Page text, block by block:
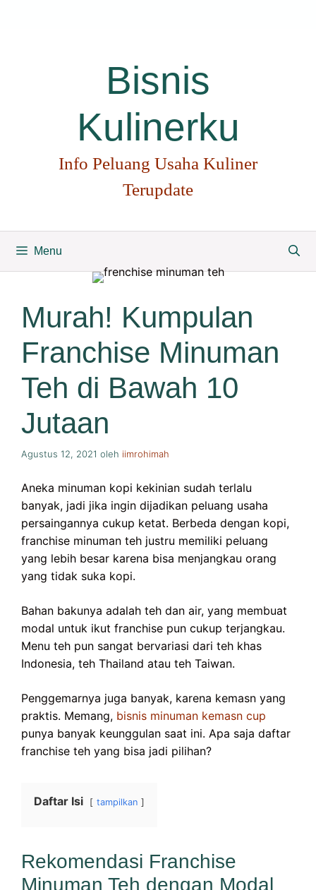
Bisnis
Kulinerku
Info Peluang Usaha Kuliner
Terupdate
Menu
Murah! Kumpulan
Franchise Minuman
Teh di Bawah 10
Jutaan
Agustus 12, 2021 oleh iimrohimah
Aneka minuman kopi kekinian sudah terlalu
banyak, jadi jika ingin dijadikan peluang usaha
persaingannya cukup ketat. Berbeda dengan kopi,
franchise minuman teh justru memiliki peluang
yang lebih besar karena bisa menjangkau orang
yang tidak suka kopi.
Bahan bakunya adalah teh dan air, yang membuat
modal untuk ikut franchise pun cukup terjangkau.
Menu teh pun sangat bervariasi dari teh khas
Indonesia, teh Thailand atau teh Taiwan.
Penggemarnya juga banyak, karena kemasn yang
praktis. Memang, bisnis minuman kemasn cup
punya banyak keunggulan saat ini. Apa saja daftar
franchise teh yang bisa jadi pilihan?
Daftar Isi tampilkan
Rekomendasi Franchise
Minuman Teh dengan Modal